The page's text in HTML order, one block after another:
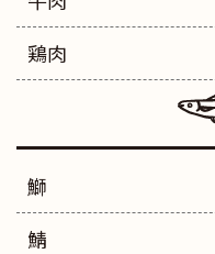
鶏肉
鰤
鯖